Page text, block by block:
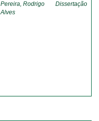
Pereira, Rodrigo
Alves
Dissertação